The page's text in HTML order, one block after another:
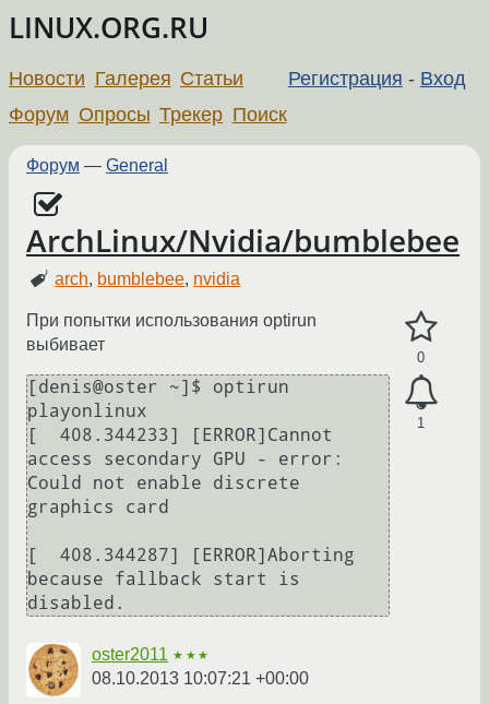
LINUX.ORG.RU
Регистрация - Вход
Новости Галерея Статьи
Форум Опросы Трекер Поиск
Форум — General
ArchLinux/Nvidia/bumblebee
arch, bumblebee, nvidia
0
1
При попытки использования optirun
выбивает
[denis@oster ~]$ optirun
playonlinux
[  408.344233] [ERROR]Cannot
access secondary GPU - error:
Could not enable discrete
graphics card
[  408.344287] [ERROR]Aborting
because fallback start is
disabled.
oster2011 ★★★
08.10.2013 10:07:21 +00:00